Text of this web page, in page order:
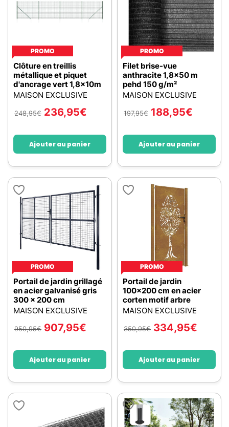
PROMO
Clôture en treillis
métallique et piquet
d'ancrage vert 1,8x10m
MAISON EXCLUSIVE
248,95€ 236,95€
Ajouter au panier
PROMO
Filet brise-vue
anthracite 1,8x50 m
pehd 150 g/m²
MAISON EXCLUSIVE
197,95€ 188,95€
Ajouter au panier
PROMO
Portail de jardin grillagé
en acier galvanisé gris
300 x 200 cm
MAISON EXCLUSIVE
950,95€ 907,95€
Ajouter au panier
PROMO
Portail de jardin
100x200 cm en acier
corten motif arbre
MAISON EXCLUSIVE
350,95€ 334,95€
Ajouter au panier